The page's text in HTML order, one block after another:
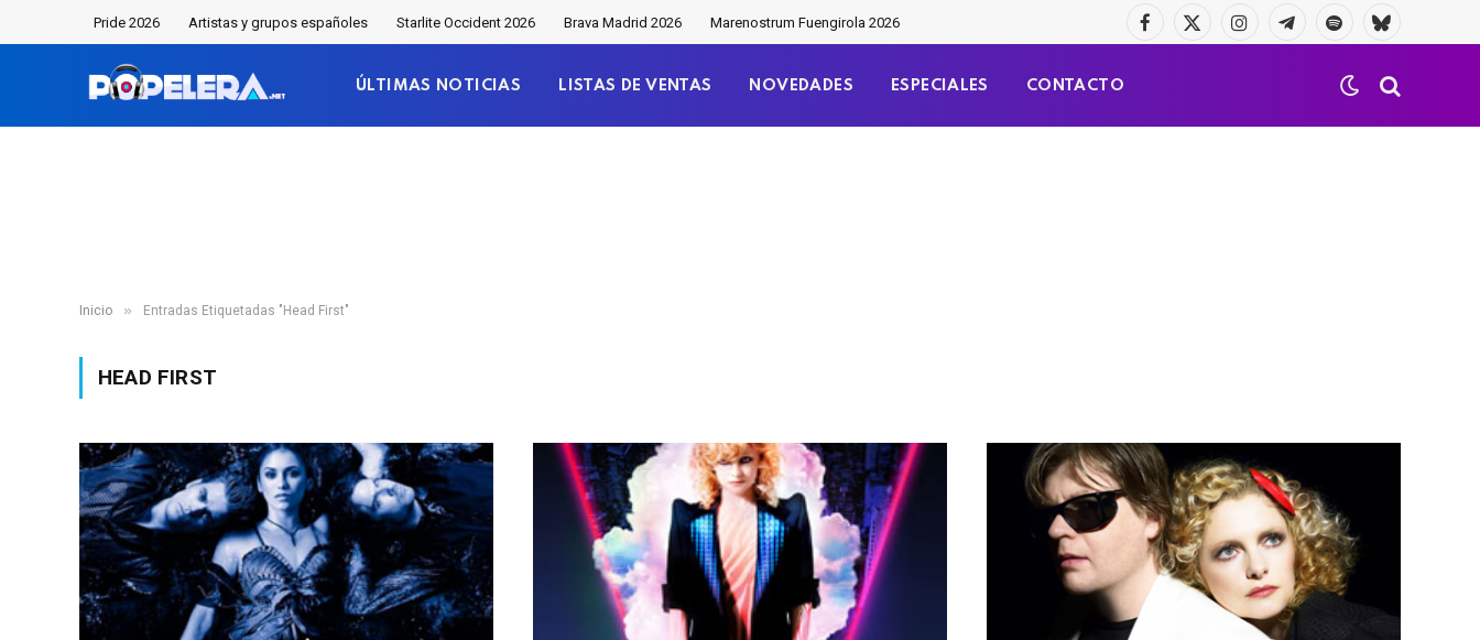
Pride 2026 Artistas y grupos españoles Starlite Occident 2026 Brava Madrid 2026 Marenostrum Fuengirola 2026
Facebook
X
InstagramTelegramaSpotifyBluesky
ÚLTIMAS NOTICIAS LISTAS DE VENTAS NOVEDADES ESPECIALES CONTACTO
Inicio » Entradas Etiquetadas "Head First"
HEAD FIRST